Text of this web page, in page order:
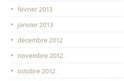
février 2013
janvier 2013
décembre 2012
novembre 2012
octobre 2012